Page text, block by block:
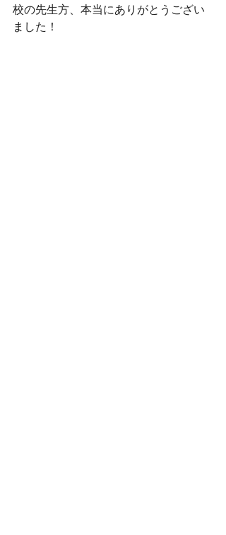
校の先生方、本当にありがとうござい
ました！